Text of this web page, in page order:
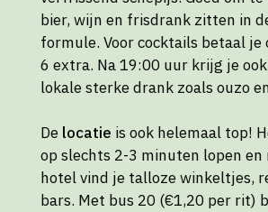
bier, wijn en frisdrank zitten in
formule. Voor cocktails betaal je
6 extra. Na 19:00 uur krijg je
lokale sterke drank zoals ouzo
De locatie is ook helemaal top!
op slechts 2-3 minuten lopen en
hotel vind je talloze winkeltjes,
bars. Met bus 20 (€1,20 per rit)